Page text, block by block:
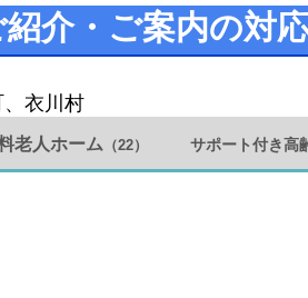
介・ご案内の対
衣川村
老人ホーム （22） サポート付き高